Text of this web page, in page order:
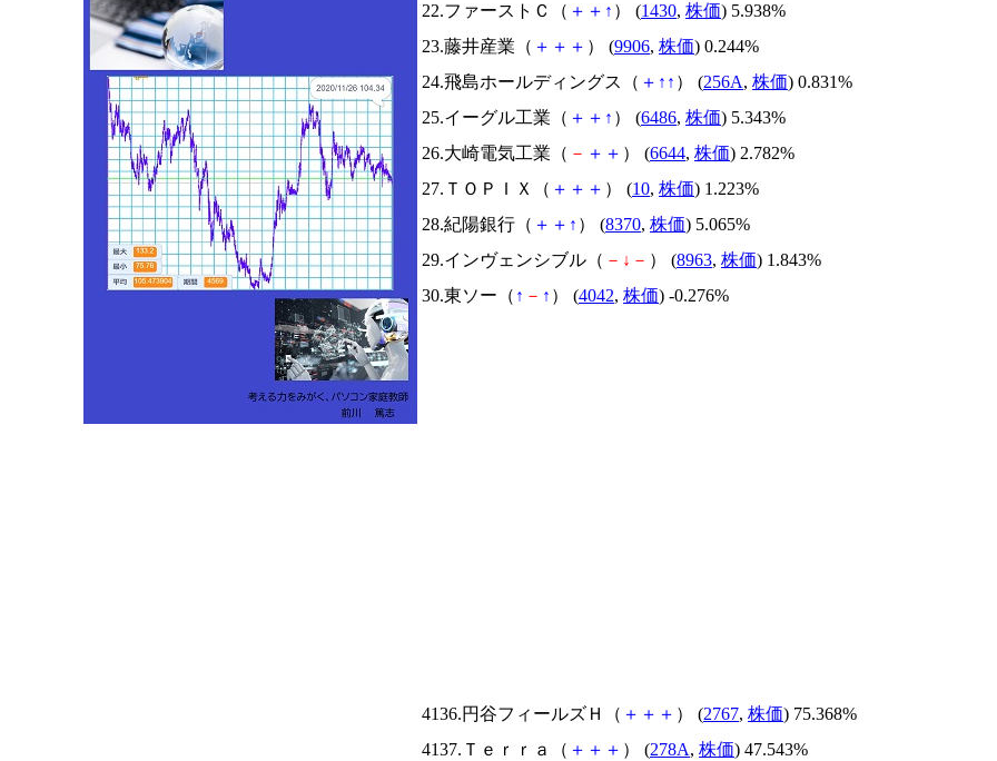
22.ファーストＣ（ ＋ ＋ ↑ ） (1430, 株価) 5.938%
23.藤井産業（ ＋ ＋ ＋ ） (9906, 株価) 0.244%
24.飛島ホールディングス（ ＋ ↑ ↑ ） (256A, 株価) 0.831%
25.イーグル工業（ ＋ ＋ ↑ ） (6486, 株価) 5.343%
26.大崎電気工業（ － ＋ ＋ ） (6644, 株価) 2.782%
27.ＴＯＰＩＸ（ ＋ ＋ ＋ ） (10, 株価) 1.223%
28.紀陽銀行（ ＋ ＋ ↑ ） (8370, 株価) 5.065%
29.インヴェンシブル（ － ↓ － ） (8963, 株価) 1.843%
30.東ソー（ ↑ － ↑ ） (4042, 株価) -0.276%
4136.円谷フィールズＨ（ ＋ ＋ ＋ ） (2767, 株価) 75.368%
4137.Ｔｅｒｒａ（ ＋ ＋ ＋ ） (278A, 株価) 47.543%